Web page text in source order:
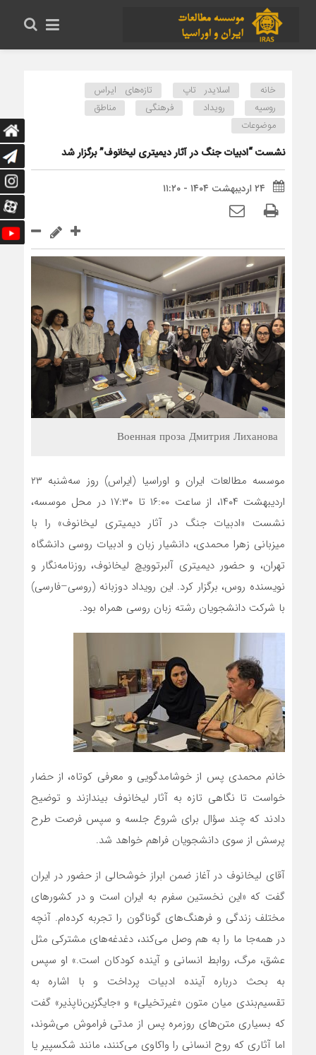
خانه اسلایدر تاپ
تازه‌های ایراس
روسیه
رویداد فرهنگی
مناطق
موضوعات
نشست “ادبیات جنگ در آثار دیمیتری لیخانوف” برگزار شد
۲۴ اردیبهشت ۱۴۰۴ - ۱۱:۲۰
Военная проза Дмитрия Лиханова
موسسه مطالعات ایران و اوراسیا (ایراس) روز سه‌شنبه ۲۳
اردیبهشت ۱۴۰۴، از ساعت ۱۶:۰۰ تا ۱۷:۳۰ در محل موسسه،
نشست «ادبیات جنگ در آثار دیمیتری لیخانوف» را با
میزبانی زهرا محمدی، دانشیار زبان و ادبیات روسی دانشگاه
تهران، و حضور دیمیتری آلبرتوویچ لیخانوف، روزنامه‌نگار و
نویسنده روس، برگزار کرد. این رویداد دوزبانه (روسی–فارسی)
با شرکت دانشجویان رشته زبان روسی همراه بود.
خانم محمدی پس از خوشامدگویی و معرفی کوتاه، از حضار
خواست تا نگاهی تازه به آثار لیخانوف بیندازند و توضیح
دادند که چند سؤال برای شروع جلسه و سپس فرصت طرح
پرسش از سوی دانشجویان فراهم خواهد شد.
آقای لیخانوف در آغاز ضمن ابراز خوشحالی از حضور در ایران
گفت که «این نخستین سفرم به ایران است و در کشورهای
مختلف زندگی و فرهنگ‌های گوناگون را تجربه کرده‌ام. آنچه
در همه‌جا ما را به هم وصل می‌کند، دغدغه‌های مشترکی مثل
عشق، مرگ، روابط انسانی و آینده کودکان است.» او سپس
به بحث درباره آینده ادبیات پرداخت و با اشاره به
تقسیم‌بندی میان متون «غیرتخیلی» و «جایگزین‌ناپذیر» گفت
که بسیاری متن‌های روزمره پس از مدتی فراموش می‌شوند،
اما آثاری که روح انسانی را واکاوی می‌کنند، مانند شکسپیر یا